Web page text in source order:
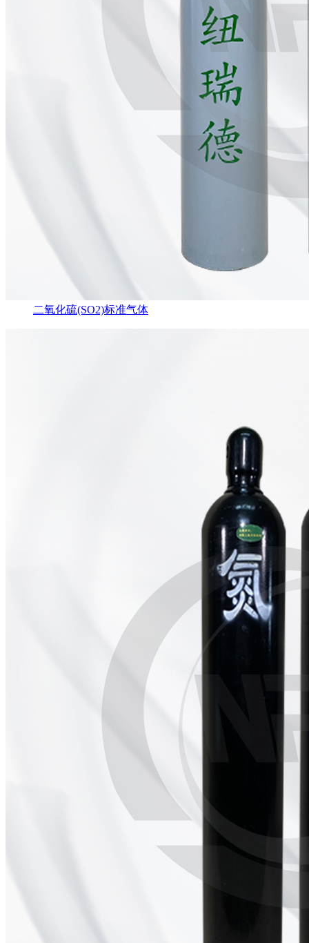
二氧化硫(SO2)标准气体